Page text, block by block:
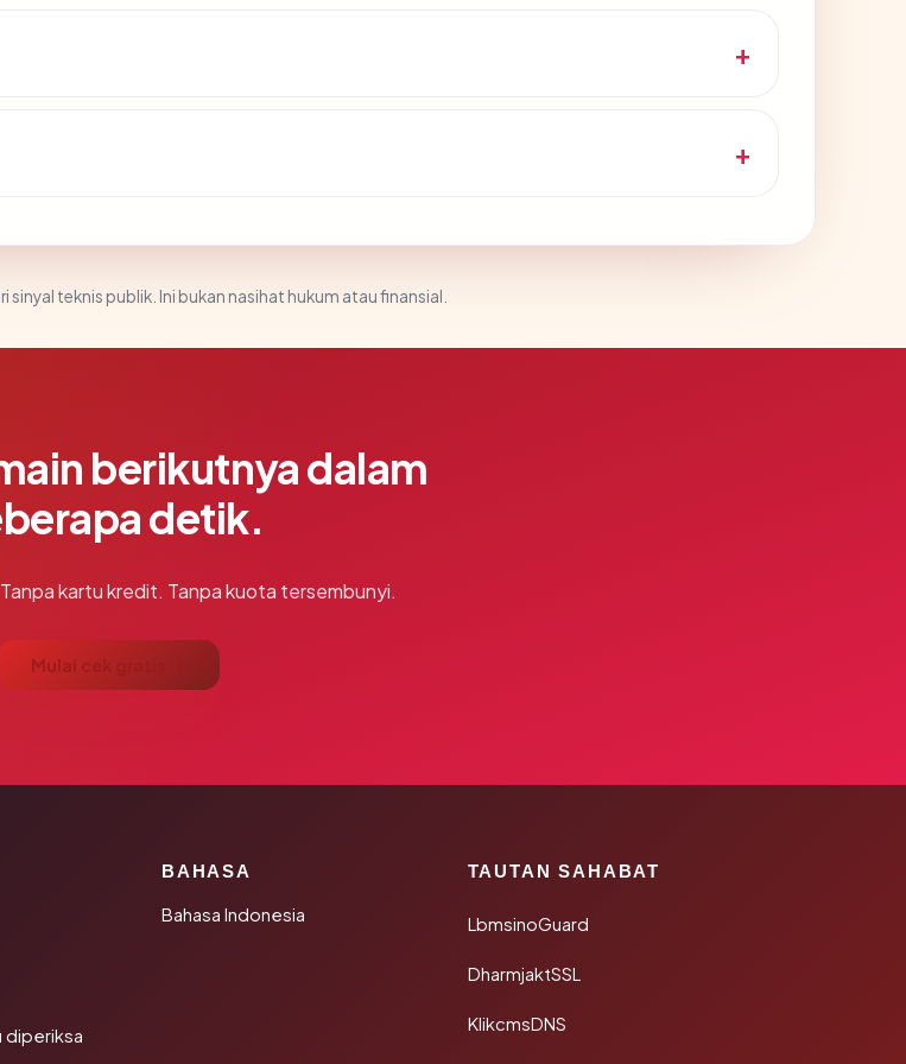
teknis publik. Ini bukan nasihat hukum atau finansial.
berikutnya dalam
detik.
kartu kredit. Tanpa kuota tersembunyi.
Mulai cek gratis →
diperiksa
BAHASA
Bahasa Indonesia
TAUTAN SAHABAT
LbmsinoGuard
DharmjaktSSL
KlikcmsDNS